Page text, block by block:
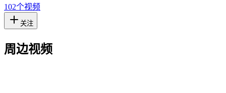
102个视频
关注
周边视频